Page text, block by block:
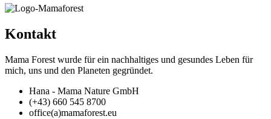
Kontakt
Mama Forest wurde für ein nachhaltiges und gesundes Leben für
mich, uns und den Planeten gegründet.
Hana - Mama Nature GmbH
(+43) 660 545 8700
office(a)mamaforest.eu